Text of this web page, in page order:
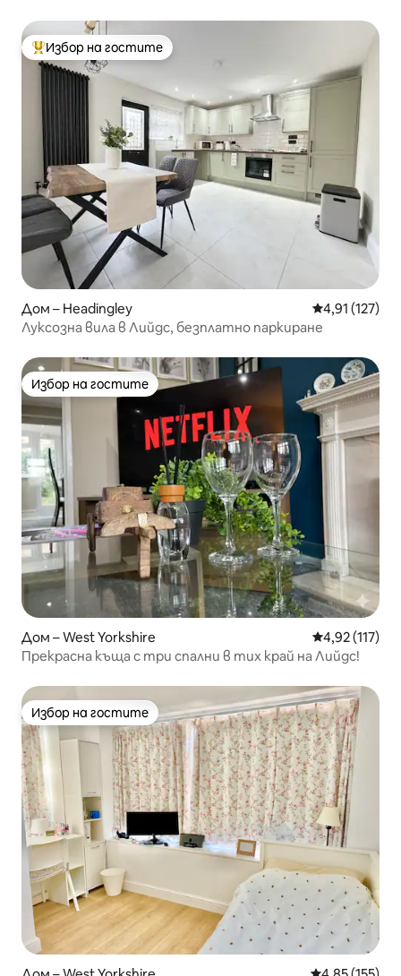
Най-популярен избор на гостите
Избор на гостите
Дом – Headingley Средна
4,91 (127)
Луксозна вила в Лийдс, безплатно паркиране
Избор на гостите
Избор на гостите
Дом – West Yorkshire Средна
4,92 (117)
Прекрасна къща с три спални в тих край на Лийдс!
Избор на гостите
Избор на гостите